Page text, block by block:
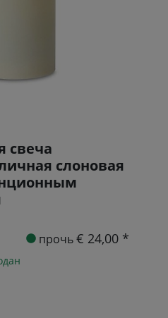
свеча
слоновая
прочь€ 24,00 *